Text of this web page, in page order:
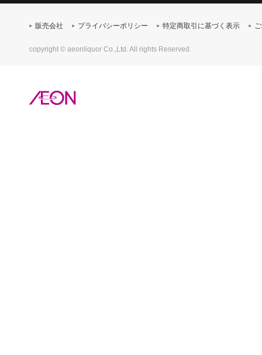
販売会社 プライバシーポリシー 特定商取引に基づく表示
copyright © aeonliquor Co.,Ltd. All rights Reserved.